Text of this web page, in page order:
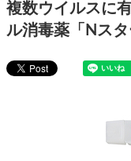
複数ウイルスに
ル消毒薬「Nスタ